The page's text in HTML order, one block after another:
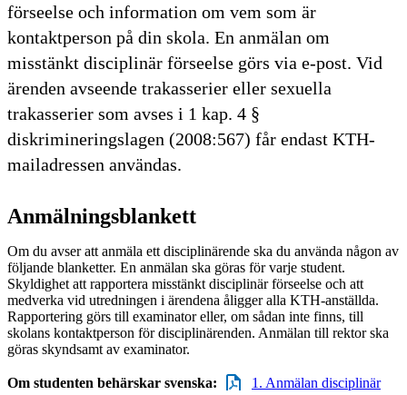
förseelse och information om vem som är
kontaktperson på din skola. En anmälan om
misstänkt disciplinär förseelse görs via e-post. Vid
ärenden avseende trakasserier eller sexuella
trakasserier som avses i 1 kap. 4 §
diskrimineringslagen (2008:567) får endast KTH-
mailadressen användas.
Anmälningsblankett
Om du avser att anmäla ett disciplinärende ska du använda någon av
följande blanketter. En anmälan ska göras för varje student.
Skyldighet att rapportera misstänkt disciplinär förseelse och att
medverka vid utredningen i ärendena åligger alla KTH-anställda.
Rapportering görs till examinator eller, om sådan inte finns, till
skolans kontaktperson för disciplinärenden. Anmälan till rektor ska
göras skyndsamt av examinator.
Om studenten behärskar svenska:
1. Anmälan disciplinär